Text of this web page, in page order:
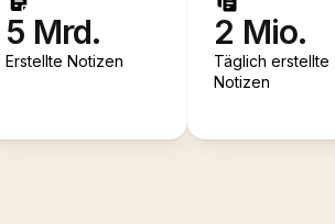
5 Mrd.
Erstellte Notizen
2 Mio.
Täglich erstellte
Notizen